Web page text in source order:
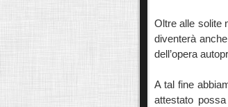
Oltre alle solite
diventerà
dell’opera
A tal fine
attestato